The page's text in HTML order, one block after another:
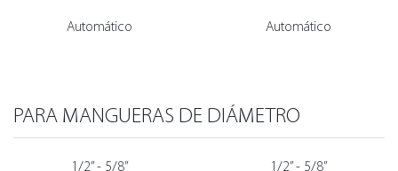
Automático Automático
PARA MANGUERAS DE DIÁMETRO
1/2” - 5/8” 1/2” - 5/8”